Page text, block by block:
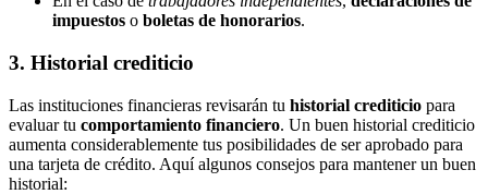
impuestos o boletas de honorarios.
3. Historial crediticio
Las instituciones financieras revisarán tu historial crediticio para
evaluar tu comportamiento financiero. Un buen historial crediticio
aumenta considerablemente tus posibilidades de ser aprobado para
una tarjeta de crédito. Aquí algunos consejos para mantener un buen
historial: